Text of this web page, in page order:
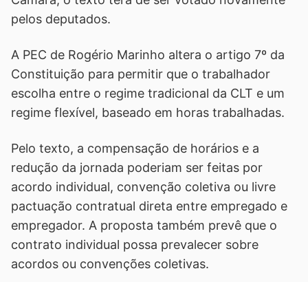
pelos deputados.
A PEC de Rogério Marinho altera o artigo 7º da
Constituição para permitir que o trabalhador
escolha entre o regime tradicional da CLT e um
regime flexível, baseado em horas trabalhadas.
Pelo texto, a compensação de horários e a
redução da jornada poderiam ser feitas por
acordo individual, convenção coletiva ou livre
pactuação contratual direta entre empregado e
empregador. A proposta também prevê que o
contrato individual possa prevalecer sobre
acordos ou convenções coletivas.